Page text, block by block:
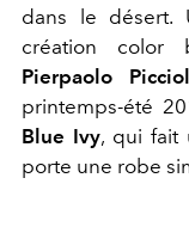
dans le désert.
création color
Pierpaolo
printemps-été
Blue Ivy, qui fait
porte une robe